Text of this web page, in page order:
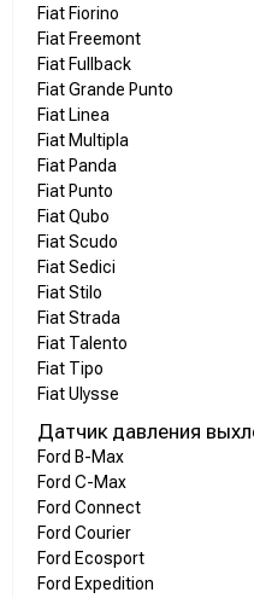
Fiat Fiorino
Fiat Freemont
Fiat Fullback
Fiat Grande Punto
Fiat Linea
Fiat Multipla
Fiat Panda
Fiat Punto
Fiat Qubo
Fiat Scudo
Fiat Sedici
Fiat Stilo
Fiat Strada
Fiat Talento
Fiat Tipo
Fiat Ulysse
Датчик давления
Ford B-Max
Ford C-Max
Ford Connect
Ford Courier
Ford Ecosport
Ford Expedition